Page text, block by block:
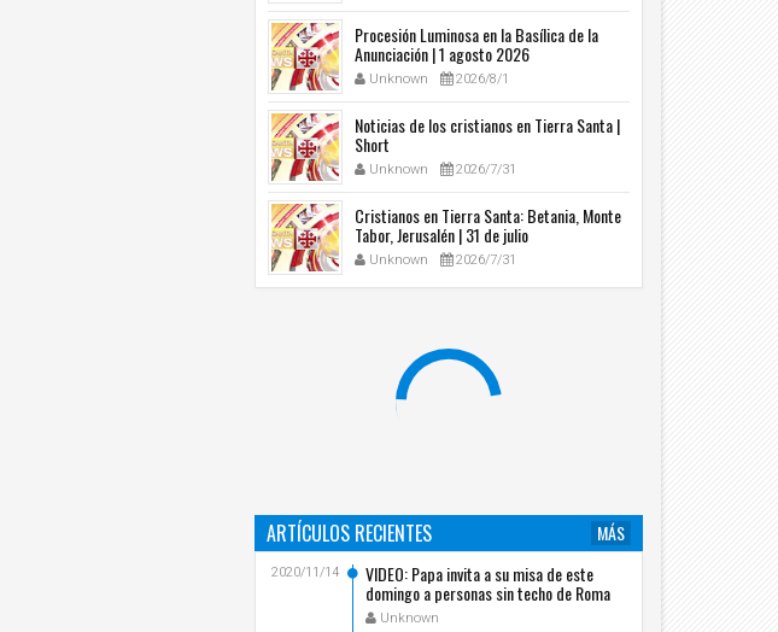
Procesión Luminosa en la Basílica de la
Anunciación | 1 agosto 2026
Unknown 2026/8/1
Noticias de los cristianos en Tierra Santa |
Short
Unknown 2026/7/31
Cristianos en Tierra Santa: Betania, Monte
Tabor, Jerusalén | 31 de julio
Unknown 2026/7/31
ARTÍCULOS RECIENTES
MÁS
VIDEO: Papa invita a su misa de este
domingo a personas sin techo de Roma
Unknown
2020/11/14